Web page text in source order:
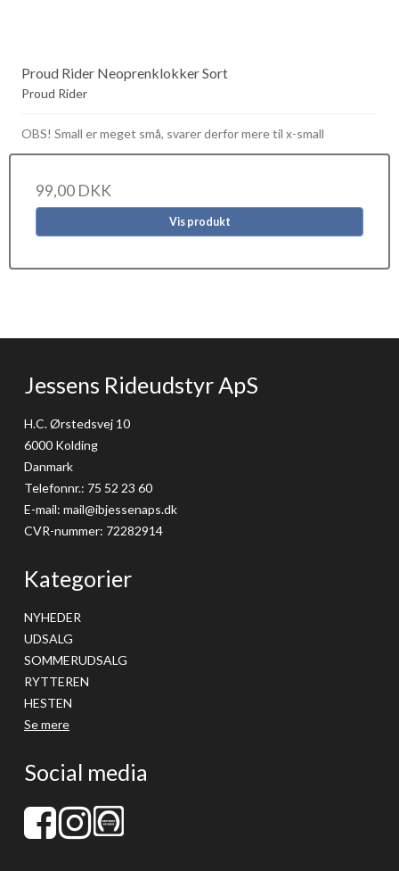
Proud Rider Neoprenklokker Sort
Proud Rider
OBS! Small er meget små, svarer derfor mere til x-small
99,00 DKK
Vis produkt
Jessens Rideudstyr ApS
H.C. Ørstedsvej 10
6000 Kolding
Danmark
Telefonnr.: 75 52 23 60
E-mail: mail@ibjessenaps.dk
CVR-nummer: 72282914
Kategorier
NYHEDER
UDSALG
SOMMERUDSALG
RYTTEREN
HESTEN
Se mere
Social media